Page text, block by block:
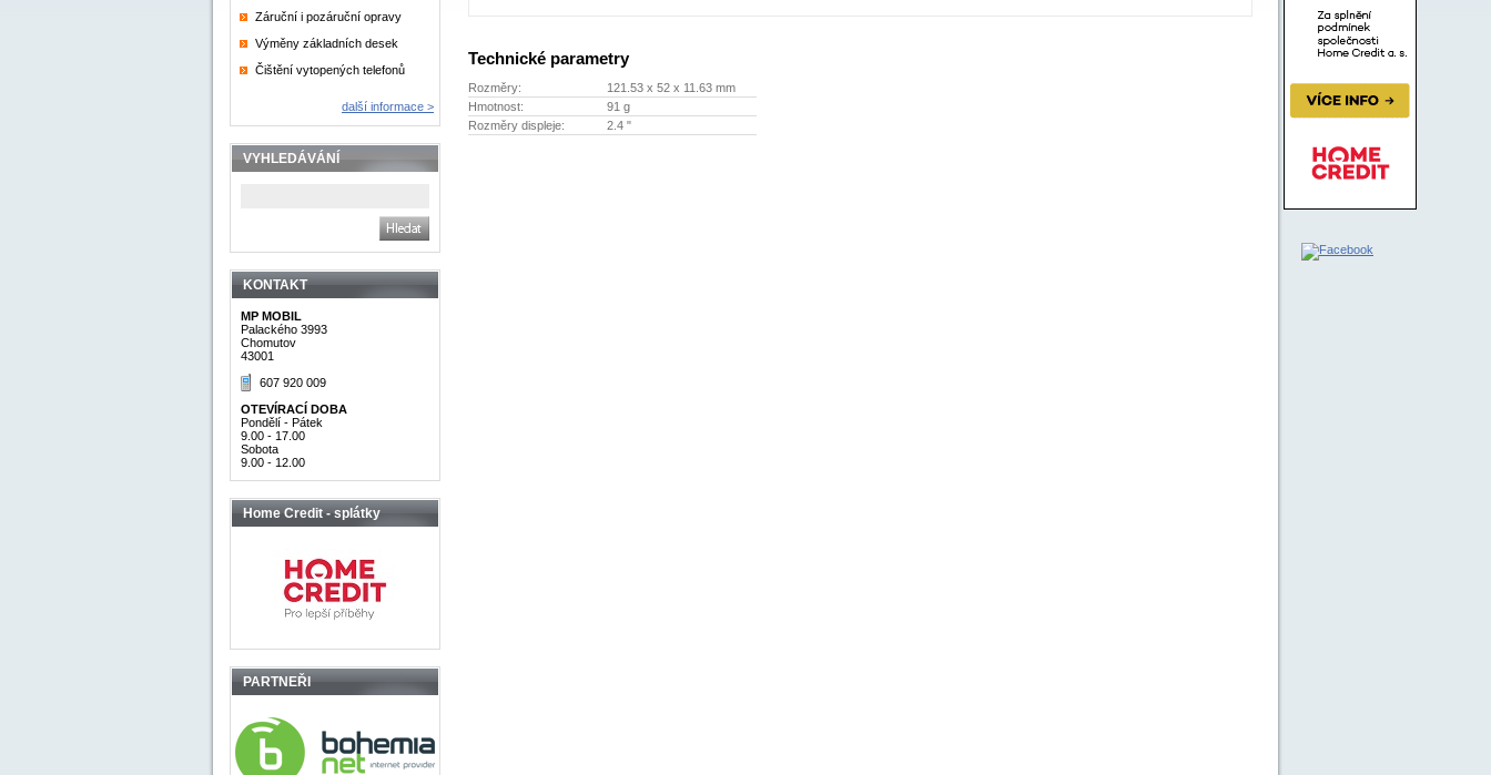
Technické parametry
Rozměry:
121.53 x 52 x 11.63 mm
Hmotnost:
91 g
Rozměry displeje:
2.4 "
Záruční i pozáruční opravy
Výměny základních desek
Čištění vytopených telefonů
další informace >
VYHLEDÁVÁNÍ
KONTAKT
MP MOBIL
Palackého 3993
Chomutov
43001
607 920 009
OTEVÍRACÍ DOBA
Pondělí - Pátek
9.00 - 17.00
Sobota
9.00 - 12.00
Home Credit - splátky
PARTNEŘI